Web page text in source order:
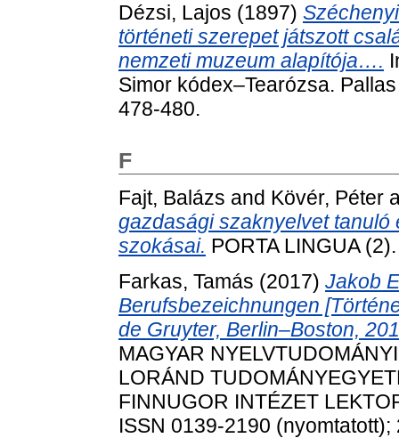
Dézsi, Lajos (1897)
történeti szerepet játszott
nemzeti muzeum alapítója….
Simor kódex–Tearózsa.
478-480.
F
Fajt, Balázs and Kövér, Péter
gazdasági szaknyelvet
szokásai. PORTA LINGUA
Farkas, Tamás (2017) Jakob
Berufsbezeichnungen
de Gruyter, Berlin–Boston,
MAGYAR
LORÁND
FINNUGOR INTÉZET
ISSN 0139-2190